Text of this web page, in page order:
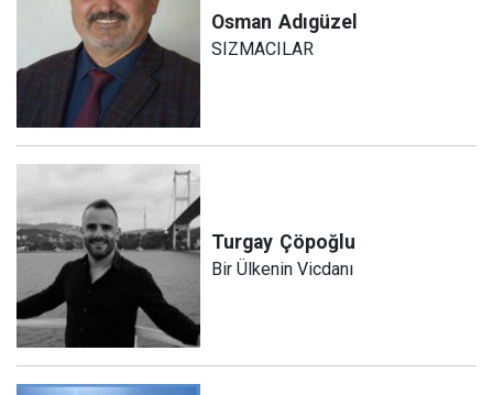
Osman Adıgüzel
SIZMACILAR
Turgay Çöpoğlu
Bir Ülkenin Vicdanı